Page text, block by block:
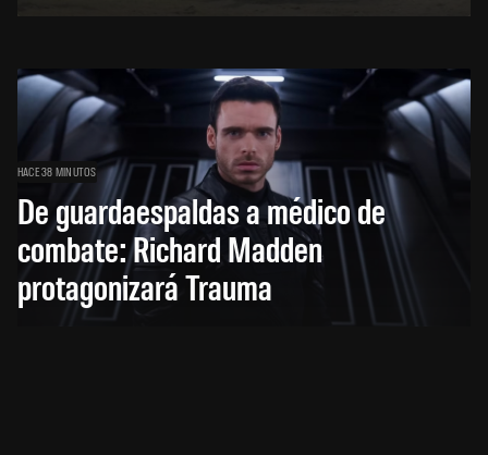
HACE 38 MINUTOS
De guardaespaldas a médico de
combate: Richard Madden
protagonizará Trauma